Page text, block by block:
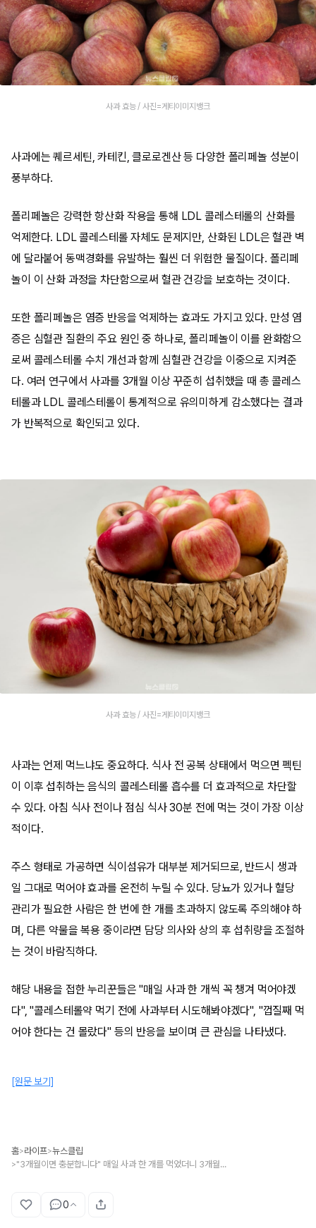
사과 효능 / 사진=게티이미지뱅크
사과에는 퀘르세틴, 카테킨, 클로로겐산 등 다양한 폴리페놀 성분이
풍부하다.
폴리페놀은 강력한 항산화 작용을 통해 LDL 콜레스테롤의 산화를
억제한다. LDL 콜레스테롤 자체도 문제지만, 산화된 LDL은 혈관 벽
에 달라붙어 동맥경화를 유발하는 훨씬 더 위험한 물질이다. 폴리페
놀이 이 산화 과정을 차단함으로써 혈관 건강을 보호하는 것이다.
또한 폴리페놀은 염증 반응을 억제하는 효과도 가지고 있다. 만성 염
증은 심혈관 질환의 주요 원인 중 하나로, 폴리페놀이 이를 완화함으
로써 콜레스테롤 수치 개선과 함께 심혈관 건강을 이중으로 지켜준
다. 여러 연구에서 사과를 3개월 이상 꾸준히 섭취했을 때 총 콜레스
테롤과 LDL 콜레스테롤이 통계적으로 유의미하게 감소했다는 결과
가 반복적으로 확인되고 있다.
사과 효능 / 사진=게티이미지뱅크
사과는 언제 먹느냐도 중요하다. 식사 전 공복 상태에서 먹으면 펙틴
이 이후 섭취하는 음식의 콜레스테롤 흡수를 더 효과적으로 차단할
수 있다. 아침 식사 전이나 점심 식사 30분 전에 먹는 것이 가장 이상
적이다.
주스 형태로 가공하면 식이섬유가 대부분 제거되므로, 반드시 생과
일 그대로 먹어야 효과를 온전히 누릴 수 있다. 당뇨가 있거나 혈당
관리가 필요한 사람은 한 번에 한 개를 초과하지 않도록 주의해야 하
며, 다른 약물을 복용 중이라면 담당 의사와 상의 후 섭취량을 조절하
는 것이 바람직하다.
해당 내용을 접한 누리꾼들은 "매일 사과 한 개씩 꼭 챙겨 먹어야겠
다", "콜레스테롤약 먹기 전에 사과부터 시도해봐야겠다", "껍질째 먹
어야 한다는 건 몰랐다" 등의 반응을 보이며 큰 관심을 나타냈다.
[원문 보기]
홈>라이프>뉴스클립
> "3개월이면 충분합니다" 매일 사과 한 개를 먹었더니 3개월 만에 나타난 유의미한 연구 결과
0